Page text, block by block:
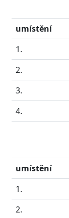
umístění
1.
2.
3.
4.
umístění
1.
2.